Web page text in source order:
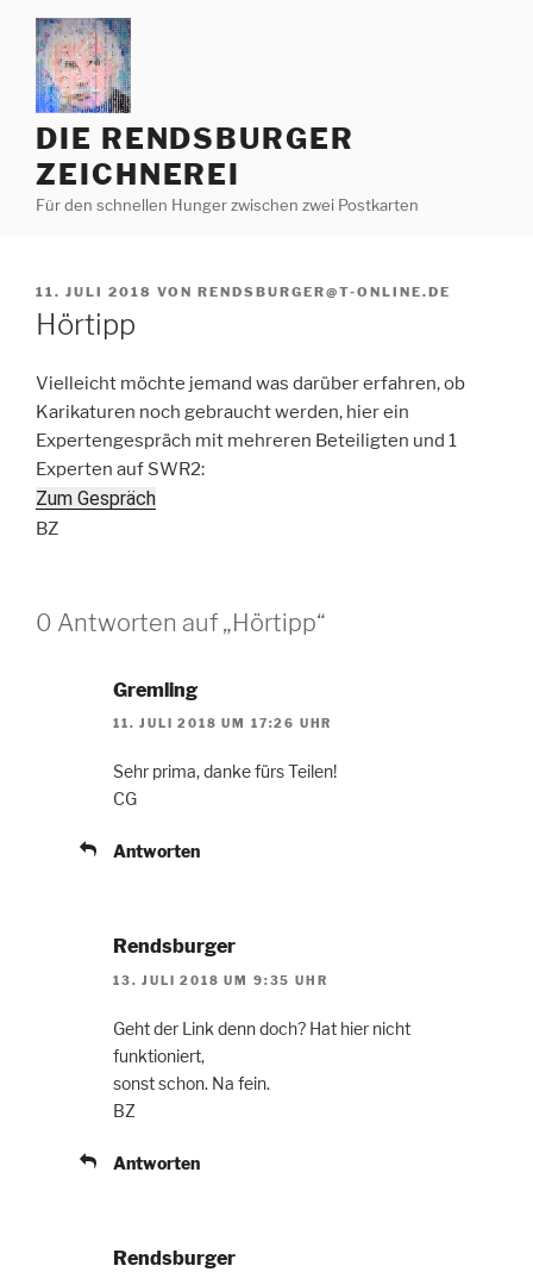
Zum
Inhalt
springen
DIE RENDSBURGER
ZEICHNEREI
Für den schnellen Hunger zwischen zwei Postkarten
VERÖFFENTLICHT
AM
11. JULI 2018 VON RENDSBURGER@T-ONLINE.DE
Hörtipp
Vielleicht möchte jemand was darüber erfahren, ob
Karikaturen noch gebraucht werden, hier ein
Expertengespräch mit mehreren Beteiligten und 1
Experten auf SWR2:
Zum Gespräch
BZ
0 Antworten auf „Hörtipp“
Gremling
11. JULI 2018 UM 17:26 UHR
Sehr prima, danke fürs Teilen!
CG
Antworten
Rendsburger
13. JULI 2018 UM 9:35 UHR
Geht der Link denn doch? Hat hier nicht
funktioniert,
sonst schon. Na fein.
BZ
Antworten
Rendsburger